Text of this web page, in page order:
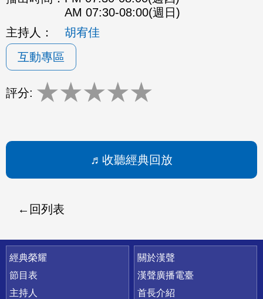
AM 07:30-08:00(週日)
主持人：
胡宥佳
互動專區
評分: ★★★★★
收聽經典回放
回列表
快速連結
經典榮耀
節目表
主持人
關於漢聲
漢聲廣播電臺
首長介紹